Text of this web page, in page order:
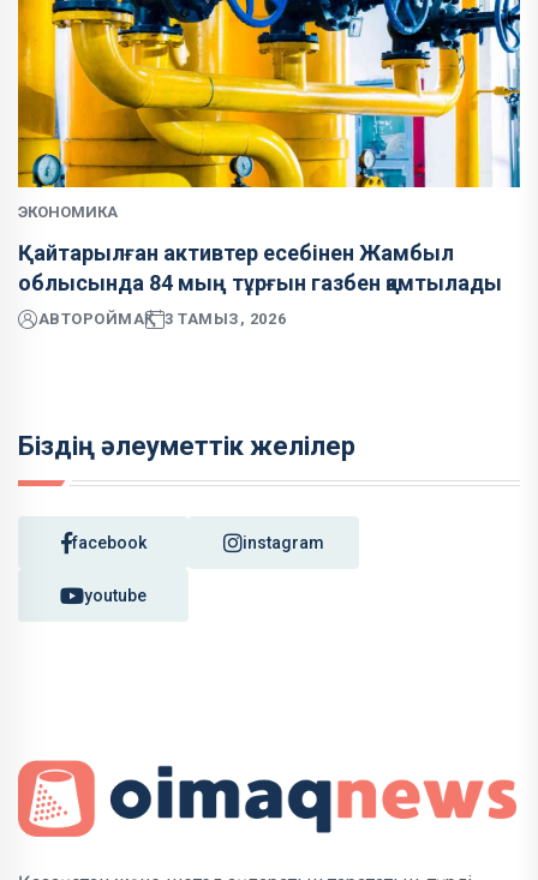
ЭКОНОМИКА
Қайтарылған активтер есебінен Жамбыл
облысында 84 мың тұрғын газбен қамтылады
АВТОРОЙМАҚ 3 ТАМЫЗ, 2026
Біздің әлеуметтік желілер
facebook instagram
youtube